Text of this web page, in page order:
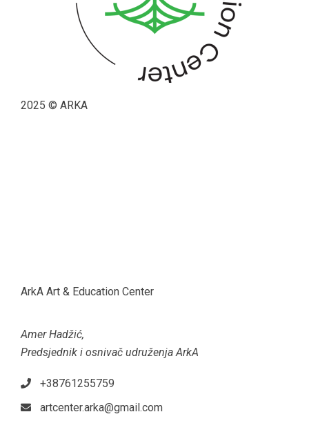
2025 © ARKA
ArkA Art & Education Center
Amer Hadžić,
Predsjednik i osnivač udruženja ArkA
+38761255759
artcenter.arka@gmail.com